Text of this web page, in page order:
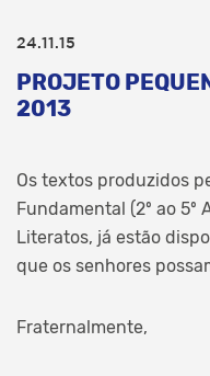
24.11.15
PROJETO
2013
Os textos produzidos
Fundamental (2º ao 5º
Literatos, já estão
que os senhores
Fraternalmente,